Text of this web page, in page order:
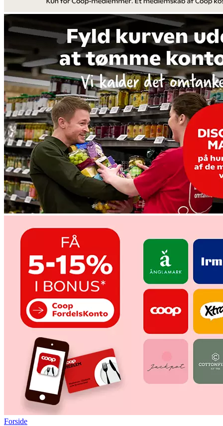
Forside